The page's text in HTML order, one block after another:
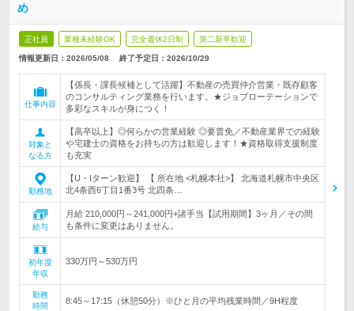
め
正社員 業種未経験OK 完全週休2日制 第二新卒歓迎
情報更新日：2026/05/08 終了予定日： 2026/10/29
仕事内容
【係長・課長候補として活躍】不動産の売買仲介営業・既存顧客
のコンサルティング業務を行います。★ジョブローテーションで
多彩なスキルが身につく！
対象と
なる方
【高卒以上】◎何らかの営業経験 ◎要普免／不動産業界での経験
や宅建士の資格をお持ちの方は歓迎します！★資格取得支援制度
も充実
勤務地
【U・Iターン歓迎】 【 所在地 <札幌本社>】 北海道札幌市中央区
北4条西6丁目1番3号 北四条…
給与
月給 210,000円～241,000円+諸手当【試用期間】3ヶ月／その間
も条件に変更はありません。
初年度
年収
330万円～530万円
勤務
時間
8:45～17:15（休憩50分）※ひと月の平均残業時間／9H程度